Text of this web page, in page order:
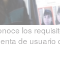
los
de usuario